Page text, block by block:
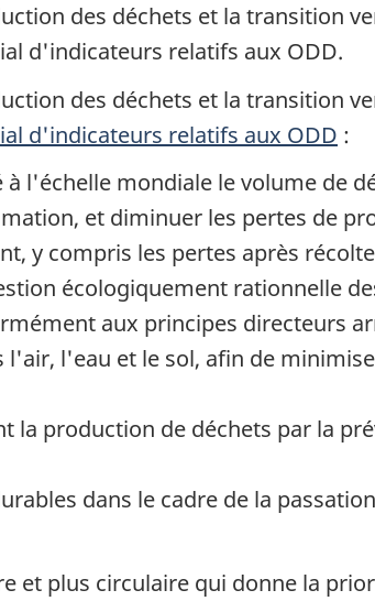
des déchets et la transition
d'indicateurs relatifs aux ODD.
des déchets et la transition
d'indicateurs relatifs aux ODD :
l'échelle mondiale le volume de
et diminuer les pertes de
y compris les pertes après
écologiquement rationnelle
aux principes directeurs
l'eau et le sol, afin de
la production de déchets par la
dans le cadre de la
et plus circulaire qui donne la